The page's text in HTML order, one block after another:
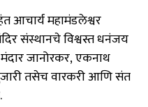
आचार्य महामंडलेश्वर
संस्थानचे विश्वस्त धनंजय
मंदार जानोरकर,एकनाथ
तसेच वारकरी आणि संत